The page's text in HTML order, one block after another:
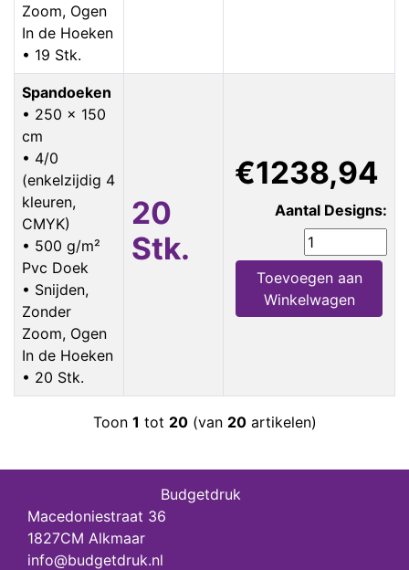
Zoom, Ogen
In de Hoeken
• 19 Stk.
Spandoeken
• 250 x 150
cm
• 4/0
(enkelzijdig 4
kleuren,
CMYK)
• 500 g/m²
Pvc Doek
• Snijden,
Zonder
Zoom, Ogen
In de Hoeken
• 20 Stk.
20
Stk.
€1238,94
Aantal Designs:
Toevoegen aan
Winkelwagen
Toon 1 tot 20(van 20artikelen)
Budgetdruk
Macedoniestraat 36
1827CM Alkmaar
info@budgetdruk.nl